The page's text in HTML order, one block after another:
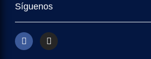
Síguenos